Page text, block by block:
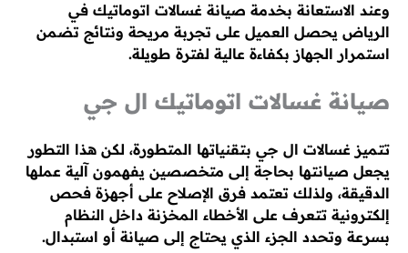
وعند الاستعانة بخدمة صيانة غسالات اتوماتيك في
الرياض يحصل العميل على تجربة مريحة ونتائج تضمن
استمرار الجهاز بكفاءة عالية لفترة طويلة.
صيانة غسالات اتوماتيك ال جي
تتميز غسالات ال جي بتقنياتها المتطورة، لكن هذا التطور
يجعل صيانتها بحاجة إلى متخصصين يفهمون آلية عملها
الدقيقة، ولذلك تعتمد فرق الإصلاح على أجهزة فحص
إلكترونية تتعرف على الأخطاء المخزنة داخل النظام
بسرعة وتحدد الجزء الذي يحتاج إلى صيانة أو استبدال.